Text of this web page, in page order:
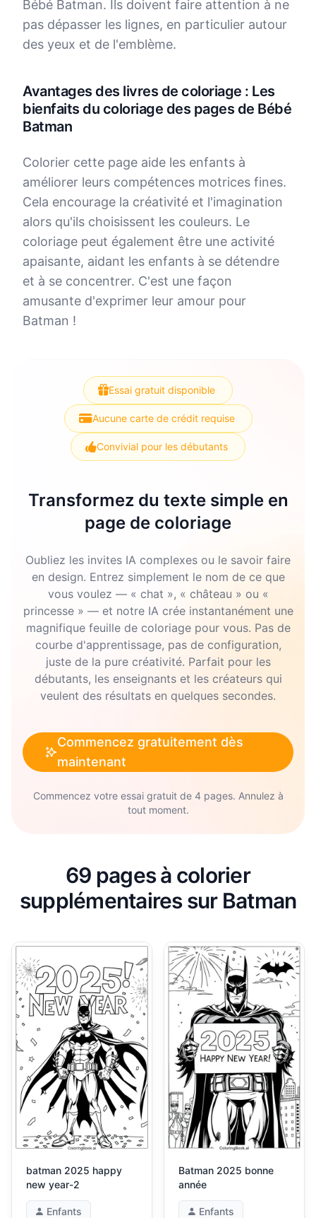
Bébé Batman. Ils doivent faire attention à ne
pas dépasser les lignes, en particulier autour
des yeux et de l'emblème.
Avantages des livres de coloriage : Les
bienfaits du coloriage des pages de Bébé
Batman
Colorier cette page aide les enfants à
améliorer leurs compétences motrices fines.
Cela encourage la créativité et l'imagination
alors qu'ils choisissent les couleurs. Le
coloriage peut également être une activité
apaisante, aidant les enfants à se détendre
et à se concentrer. C'est une façon
amusante d'exprimer leur amour pour
Batman !
Essai gratuit disponible
Aucune carte de crédit requise
Convivial pour les débutants
Transformez du texte simple en
page de coloriage
Oubliez les invites IA complexes ou le savoir faire
en design. Entrez simplement le nom de ce que
vous voulez — « chat », « château » ou «
princesse » — et notre IA crée instantanément une
magnifique feuille de coloriage pour vous. Pas de
courbe d'apprentissage, pas de configuration,
juste de la pure créativité. Parfait pour les
débutants, les enseignants et les créateurs qui
veulent des résultats en quelques secondes.
Commencez gratuitement dès
maintenant
Commencez votre essai gratuit de 4 pages. Annulez à
tout moment.
69 pages à colorier
supplémentaires sur Batman
batman 2025 happy
new year-2
Enfants
Batman 2025 bonne
année
Enfants